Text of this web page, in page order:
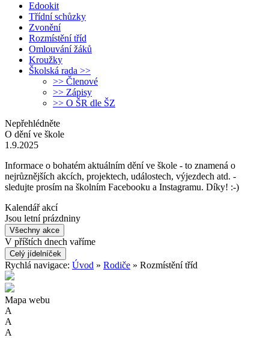
Edookit
Třídní schůzky
Zvonění
Rozmístění tříd
Omlouvání žáků
Kroužky
Školská rada >>
>> Členové
>> Zápisy
>> O ŠR dle ŠZ
Nepřehlédněte
O dění ve škole
1.9.2025
Informace o bohatém aktuálním dění ve škole - to znamená o
nejrůznějších akcích, projektech, událostech, výjezdech atd. -
sledujte prosím na školním Facebooku a Instagramu. Díky! :-)
Kalendář akcí
Jsou letní prázdniny
Všechny akce
V příštích dnech vaříme
Celý jídelníček
Rychlá navigace: Úvod » Rodiče » Rozmístění tříd
Mapa webu
A
A
A